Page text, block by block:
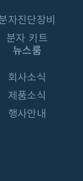
자진단장비
분자 키트
뉴스룸
회사소식
제품소식
행사안내